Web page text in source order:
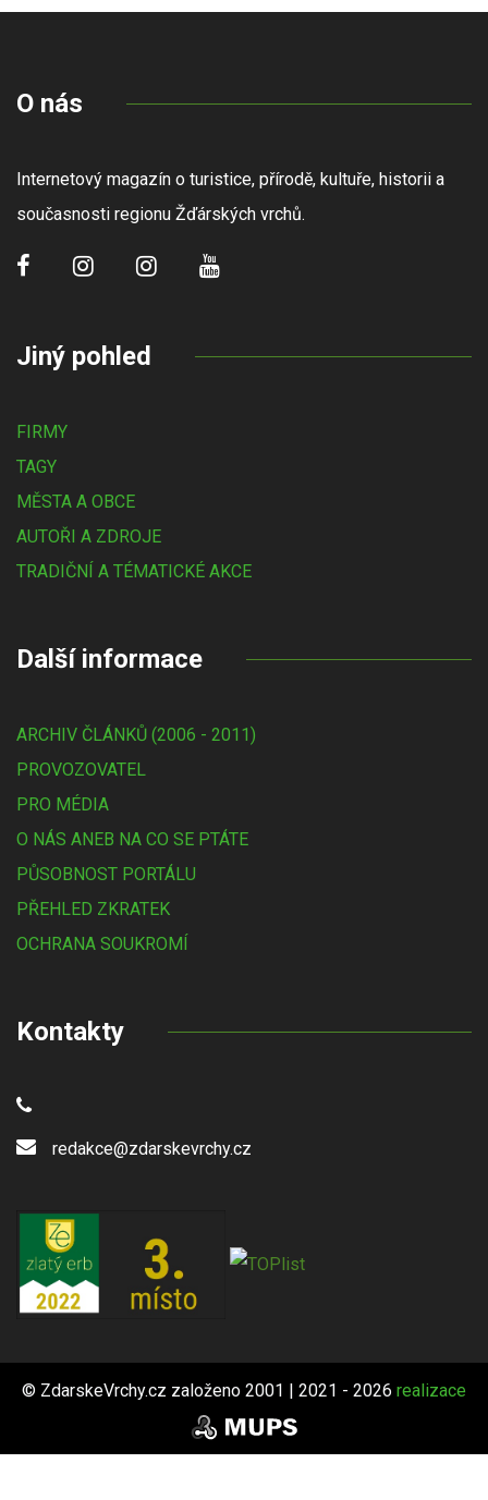
O nás
Internetový magazín o turistice, přírodě, kultuře, historii a
současnosti regionu Žďárských vrchů.
Jiný pohled
FIRMY
TAGY
MĚSTA A OBCE
AUTOŘI A ZDROJE
TRADIČNÍ A TÉMATICKÉ AKCE
Další informace
ARCHIV ČLÁNKŮ (2006 - 2011)
PROVOZOVATEL
PRO MÉDIA
O NÁS ANEB NA CO SE PTÁTE
PŮSOBNOST PORTÁLU
PŘEHLED ZKRATEK
OCHRANA SOUKROMÍ
Kontakty
redakce@zdarskevrchy.cz
© ZdarskeVrchy.cz založeno 2001 | 2021 - 2026 realizace